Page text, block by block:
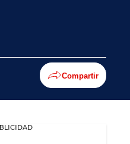
Compartir